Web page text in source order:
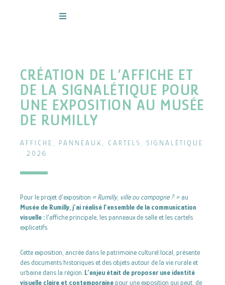
CRÉATION DE L’AFFICHE ET
DE LA SIGNALÉTIQUE POUR
UNE EXPOSITION AU MUSÉE
DE RUMILLY
AFFICHE, PANNEAUX, CARTELS, SIGNALÉTIQUE
· 2026
Pour le projet d’exposition « Rumilly, ville ou campagne ? » au
Musée de Rumilly, j’ai réalisé l’ensemble de la communication
visuelle : l’affiche principale, les panneaux de salle et les cartels
explicatifs.
Cette exposition, ancrée dans le patrimoine culturel local, présente
des documents historiques et des objets autour de la vie rurale et
urbaine dans la région. L’enjeu était de proposer une identité
visuelle claire et contemporaine pour une exposition qui peut, de